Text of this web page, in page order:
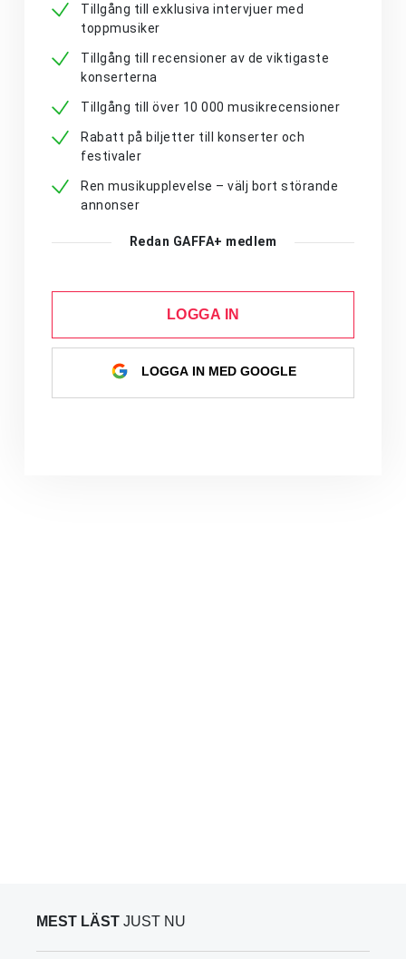
Tillgång till exklusiva intervjuer med
toppmusiker
Tillgång till recensioner av de viktigaste
konserterna
Tillgång till över 10 000 musikrecensioner
Rabatt på biljetter till konserter och
festivaler
Ren musikupplevelse – välj bort störande
annonser
Redan GAFFA+ medlem
LOGGA IN
LOGGA IN MED GOOGLE
MEST LÄST JUST NU